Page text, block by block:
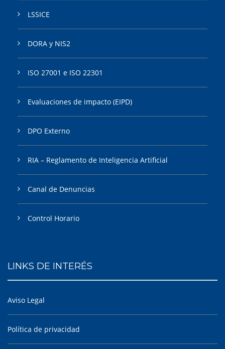
LSSICE
DORA y NIS2
ISO 27001 e ISO 22301
Evaluaciones de impacto (EIPD)
DPO Externo
RIA – Reglamento de Inteligencia Artificial
Canal de Denuncias
Control Horario
LINKS DE INTERÉS
Aviso Legal
Política de privacidad